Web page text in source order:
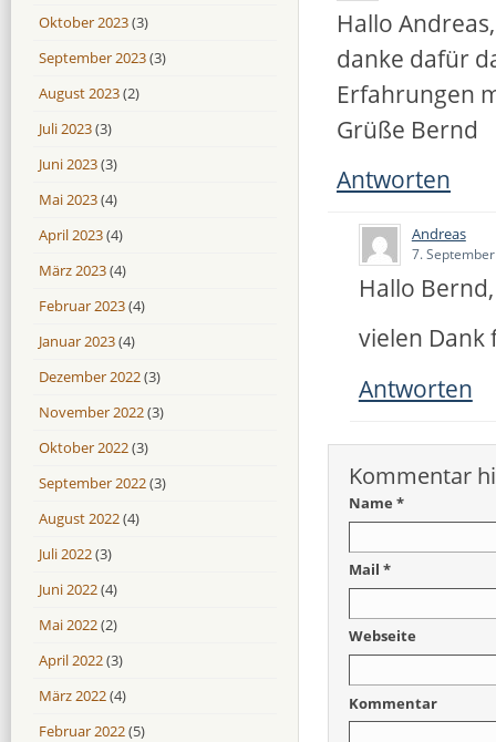
Hallo Andreas,
danke dafür
Erfahrungen
Grüße Bernd
Antworten
Andreas
7.
Hallo Bernd,
vielen Dank
Antworten
Kommentar
Name *
Mail *
Webseite
Kommentar
Oktober 2023(3)
September 2023(3)
August 2023(2)
Juli 2023(3)
Juni 2023(3)
Mai 2023(4)
April 2023(4)
März 2023(4)
Februar 2023(4)
Januar 2023(4)
Dezember 2022(3)
November 2022(3)
Oktober 2022(3)
September 2022(3)
August 2022(4)
Juli 2022(3)
Juni 2022(4)
Mai 2022(2)
April 2022(3)
März 2022(4)
Februar 2022(5)